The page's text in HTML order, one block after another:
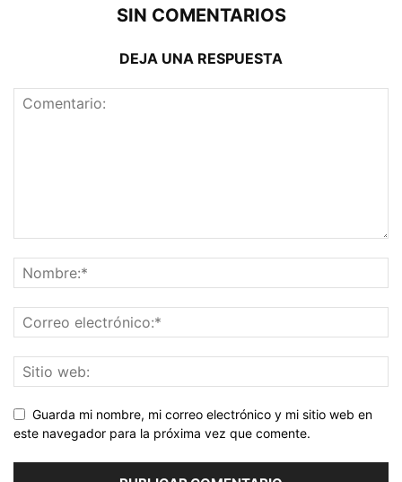
SIN COMENTARIOS
DEJA UNA RESPUESTA
Guarda mi nombre, mi correo electrónico y mi sitio web en
este navegador para la próxima vez que comente.